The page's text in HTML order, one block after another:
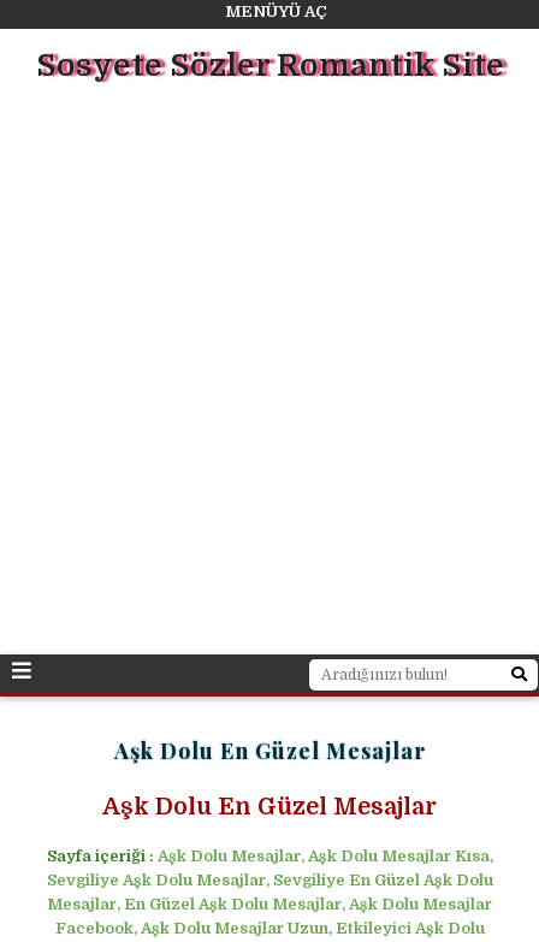
MENÜYÜ AÇ
Sosyete Sözler Romantik Site
Aşk Dolu En Güzel Mesajlar
Aşk Dolu En Güzel Mesajlar
Sayfa içeriği : Aşk Dolu Mesajlar, Aşk Dolu Mesajlar Kısa,
Sevgiliye Aşk Dolu Mesajlar, Sevgiliye En Güzel Aşk Dolu
Mesajlar, En Güzel Aşk Dolu Mesajlar, Aşk Dolu Mesajlar
Facebook, Aşk Dolu Mesajlar Uzun, Etkileyici Aşk Dolu